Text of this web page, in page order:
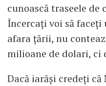
cunoască traseele
Încercați voi să
afara țării, nu
milioane de dolari, ci
Dacă iarăși credeți că